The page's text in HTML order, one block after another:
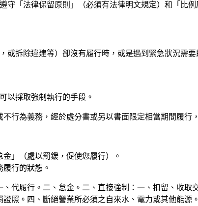
「法律保留原則」（必須有法律明文規定）和「比
拆除違建等）卻沒有履行時，或是遇到緊急狀況需要
以採取強制執行的手段。
行為義務，經於處分書或另以書面限定相當期間履行
」（處以罰鍰，促使您履行）。
行的狀態。
代履行。二、怠金。二、直接強制：一、扣留、收
照。四、斷絕營業所必須之自來水、電力或其他能源